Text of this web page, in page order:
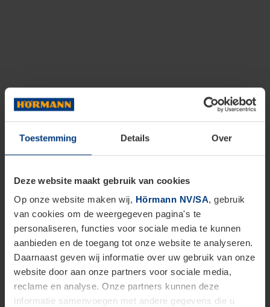
Toestemming Details Over
Deze website maakt gebruik van cookies
Op onze website maken wij, Hörmann NV/SA, gebruik
van cookies om de weergegeven pagina's te
personaliseren, functies voor sociale media te kunnen
aanbieden en de toegang tot onze website te analyseren.
Daarnaast geven wij informatie over uw gebruik van onze
website door aan onze partners voor sociale media,
reclame en analyse. Onze partners kunnen deze
informatie samenvoegen met andere gegevens die u